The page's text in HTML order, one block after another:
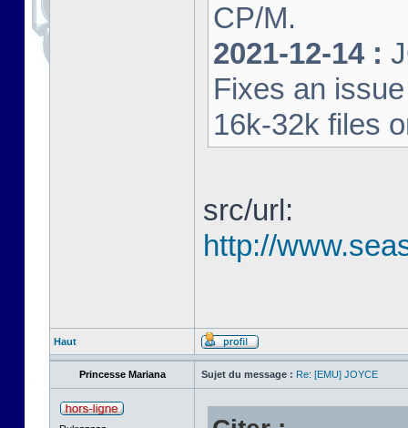
CP/M.
2021-12-14 :
Fixes an
16k-32k files
src/url:
http://
Haut
Princesse Mariana Sujet du message : Re: [EMU] JOYCE